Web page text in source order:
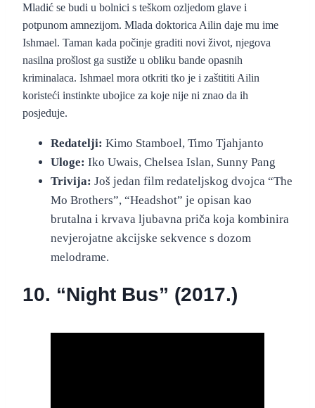
Mladić se budi u bolnici s teškom ozljedom glave i
potpunom amnezijom. Mlada doktorica Ailin daje mu ime
Ishmael. Taman kada počinje graditi novi život, njegova
nasilna prošlost ga sustiže u obliku bande opasnih
kriminalaca. Ishmael mora otkriti tko je i zaštititi Ailin
koristeći instinkte ubojice za koje nije ni znao da ih
posjeduje.
Redatelji: Kimo Stamboel, Timo Tjahjanto
Uloge: Iko Uwais, Chelsea Islan, Sunny Pang
Trivija: Još jedan film redateljskog dvojca “The
Mo Brothers”, “Headshot” je opisan kao
brutalna i krvava ljubavna priča koja kombinira
nevjerojatne akcijske sekvence s dozom
melodrame.
10. “Night Bus” (2017.)